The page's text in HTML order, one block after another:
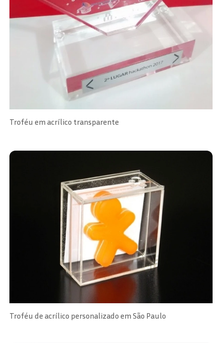
Troféu em acrílico transparente
Troféu de acrílico personalizado em São Paulo